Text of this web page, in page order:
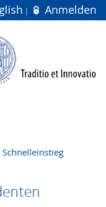
Anmelden
Schnelleinstieg